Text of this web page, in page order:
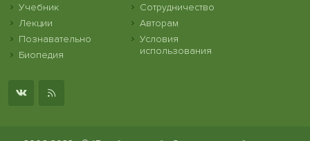
Учебник
Лекции
Познавательно
Биопедия
Сотрудничество
Авторам
Условия
использования